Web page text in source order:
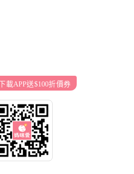
載APP送$100折價券